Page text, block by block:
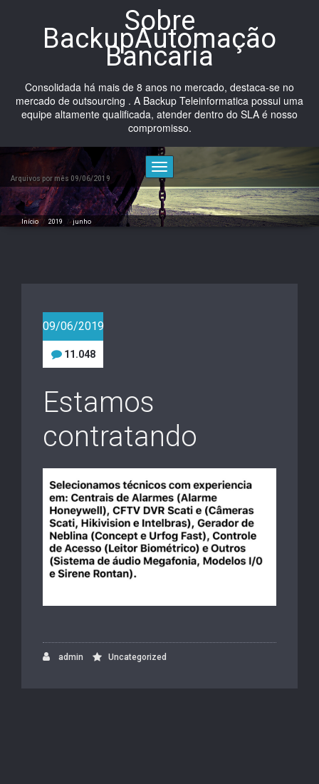
Sobre
BackupAutomação
Bancaria
Consolidada há mais de 8 anos no mercado, destaca-se no
mercado de outsourcing . A Backup Teleinformatica possui uma
equipe altamente qualificada, atender dentro do SLA é nosso
compromisso.
Toggle
navigation
Arquivos por mês 09/06/2019
Início / 2019 / junho
09/06/2019
11.048
Estamos
contratando
admin Uncategorized